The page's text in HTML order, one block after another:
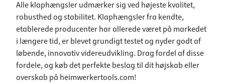
Alle klaphængsler udmærker sig ved højeste kvalitet,
robusthed og stabilitet. Klaphængsler fra kendte,
etablerede producenter har allerede været på markedet
i længere tid, er blevet grundigt testet og nyder godt af
løbende, innovativ videreudvikling. Drag fordel af disse
fordele, og køb det perfekte beslag til dit højskab eller
overskab på heimwerkertools.com!